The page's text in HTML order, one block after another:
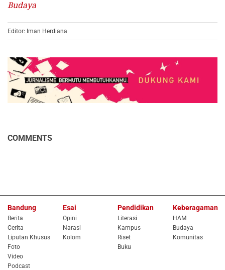
Budaya
Editor: Iman Herdiana
COMMENTS
Bandung
Berita
Cerita
Liputan Khusus
Foto
Video
Podcast
Esai
Opini
Narasi
Kolom
Pendidikan
Literasi
Kampus
Riset
Buku
Keberagaman
HAM
Budaya
Komunitas